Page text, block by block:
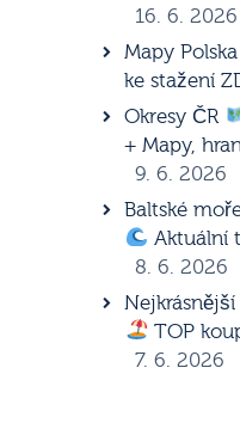
16. 6. 2026
Mapy Polska
ke stažení
Okresy ČR
+ Mapy,
9. 6. 2026
Baltské
Aktuální
8. 6. 2026
TOP
7. 6. 2026